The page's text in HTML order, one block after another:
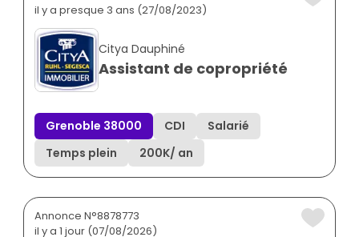
il y a presque 3 ans (27/08/2023)
Citya Dauphiné
Assistant de copropriété
Grenoble 38000 CDI
Salarié
Temps plein
200K/ an
Annonce N°8878773
il y a 1 jour (07/08/2026)